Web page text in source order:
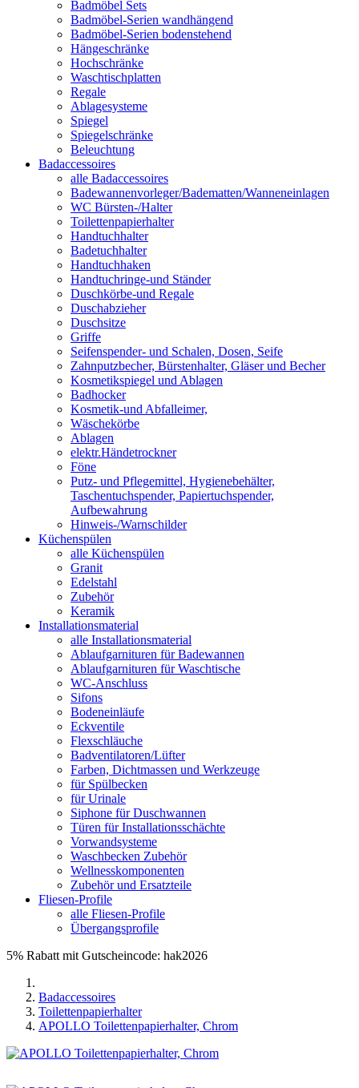
Badmöbel Sets
Badmöbel-Serien wandhängend
Badmöbel-Serien bodenstehend
Hängeschränke
Hochschränke
Waschtischplatten
Regale
Ablagesysteme
Spiegel
Spiegelschränke
Beleuchtung
Badaccessoires
alle Badaccessoires
Badewannenvorleger/Badematten/Wanneneinlagen
WC Bürsten-/Halter
Toilettenpapierhalter
Handtuchhalter
Badetuchhalter
Handtuchhaken
Handtuchringe-und Ständer
Duschkörbe-und Regale
Duschabzieher
Duschsitze
Griffe
Seifenspender- und Schalen, Dosen, Seife
Zahnputzbecher, Bürstenhalter, Gläser und Becher
Kosmetikspiegel und Ablagen
Badhocker
Kosmetik-und Abfalleimer,
Wäschekörbe
Ablagen
elektr.Händetrockner
Föne
Putz- und Pflegemittel, Hygienebehälter,
Taschentuchspender, Papiertuchspender,
Aufbewahrung
Hinweis-/Warnschilder
Küchenspülen
alle Küchenspülen
Granit
Edelstahl
Zubehör
Keramik
Installationsmaterial
alle Installationsmaterial
Ablaufgarnituren für Badewannen
Ablaufgarnituren für Waschtische
WC-Anschluss
Sifons
Bodeneinläufe
Eckventile
Flexschläuche
Badventilatoren/Lüfter
Farben, Dichtmassen und Werkzeuge
für Spülbecken
für Urinale
Siphone für Duschwannen
Türen für Installationsschächte
Vorwandsysteme
Waschbecken Zubehör
Wellnesskomponenten
Zubehör und Ersatzteile
Fliesen-Profile
alle Fliesen-Profile
Übergangsprofile
5% Rabatt mit Gutscheincode: hak2026
Badaccessoires
Toilettenpapierhalter
APOLLO Toilettenpapierhalter, Chrom